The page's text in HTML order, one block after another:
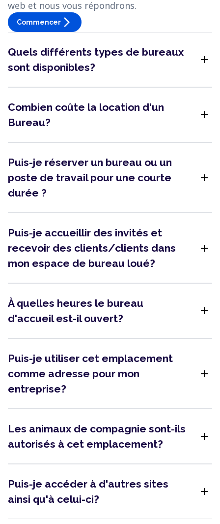
web et nous vous répondrons.
Commencer arrow_forward_ios
Quels différents types de bureaux
sont disponibles?
add
Combien coûte la location d'un
Bureau?
add
Puis-je réserver un bureau ou un
poste de travail pour une courte
durée ?
add
Puis-je accueillir des invités et
recevoir des clients/clients dans
mon espace de bureau loué?
add
À quelles heures le bureau
d'accueil est-il ouvert?
add
Puis-je utiliser cet emplacement
comme adresse pour mon
entreprise?
add
Les animaux de compagnie sont-ils
autorisés à cet emplacement?
add
Puis-je accéder à d'autres sites
ainsi qu'à celui-ci?
add